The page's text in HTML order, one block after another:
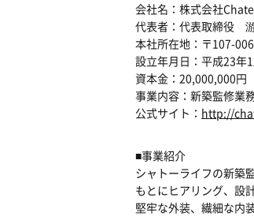
会社名：株式会社
代表者：代表取締役
本社所在地：〒107-
設立年月日：平成23年
資本金：20,000,000円
事業内容：新築監修業
公式サイト： http://
■事業紹介
シャトーライフの新築
もとにヒアリング、設
堅牢な外装、繊細な内